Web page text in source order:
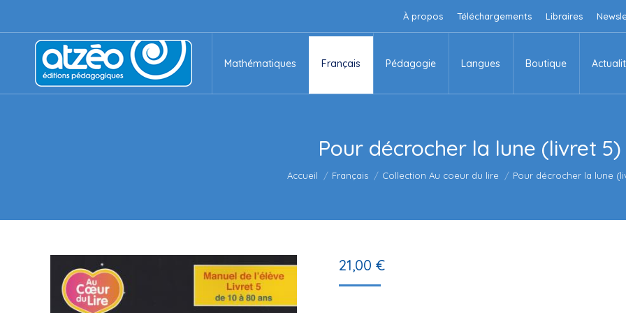
À propos Téléchargements Libraires
Mathématiques Français Pédagogie Langues Boutique
Pour décrocher la lune (livret 5)
Vous êtes ici :
Accueil Français Collection Au coeur du lire Pour décrocher la lune
21,00 €
Mathématiques Français Pédagogie Langues Boutique